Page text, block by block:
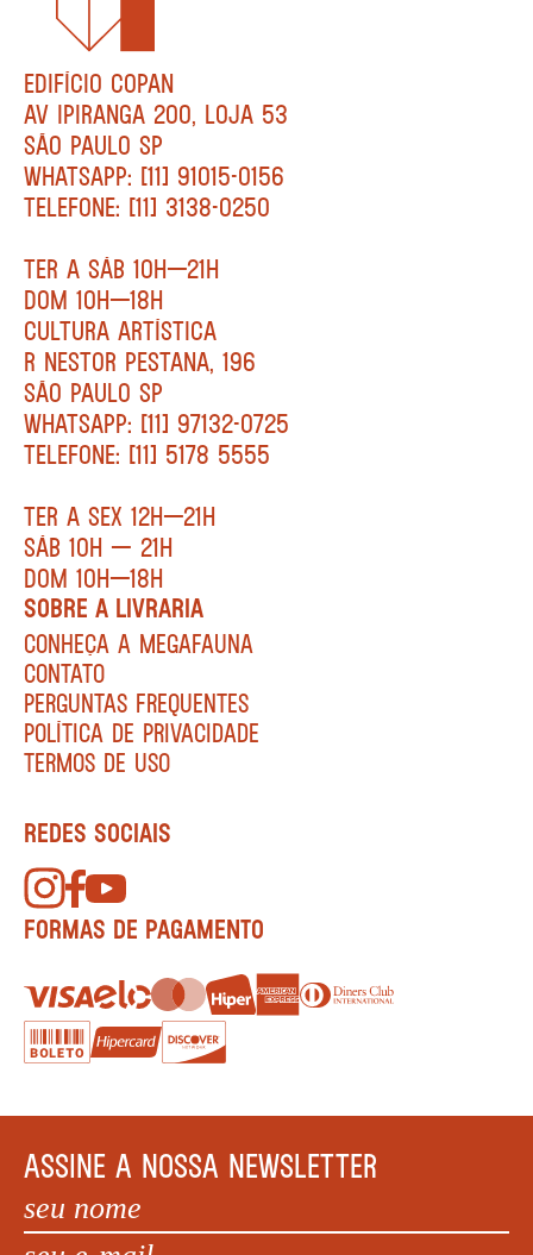
EDIFÍCIO COPAN
AV IPIRANGA 200, LOJA 53
SÃO PAULO SP
WHATSAPP: [11] 91015-0156
TELEFONE: [11] 3138-0250
TER A SÁB 10H—21H
DOM 10H—18H
CULTURA ARTÍSTICA
R NESTOR PESTANA, 196
SÃO PAULO SP
WHATSAPP: [11] 97132-0725
TELEFONE: [11] 5178 5555
TER A SEX 12H—21H
SÁB 10H — 21H
DOM 10H—18H
SOBRE A LIVRARIA
CONHEÇA A MEGAFAUNA
CONTATO
PERGUNTAS FREQUENTES
POLÍTICA DE PRIVACIDADE
TERMOS DE USO
REDES SOCIAIS
FORMAS DE PAGAMENTO
ASSINE A NOSSA NEWSLETTER